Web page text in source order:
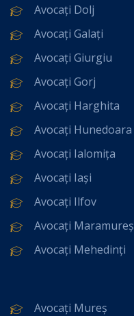
Avocați Dolj
Avocați Galați
Avocați Giurgiu
Avocați Gorj
Avocați Harghita
Avocați Hunedoara
Avocați Ialomița
Avocați Iași
Avocați Ilfov
Avocați Maramureș
Avocați Mehedinți
Avocați Mureș